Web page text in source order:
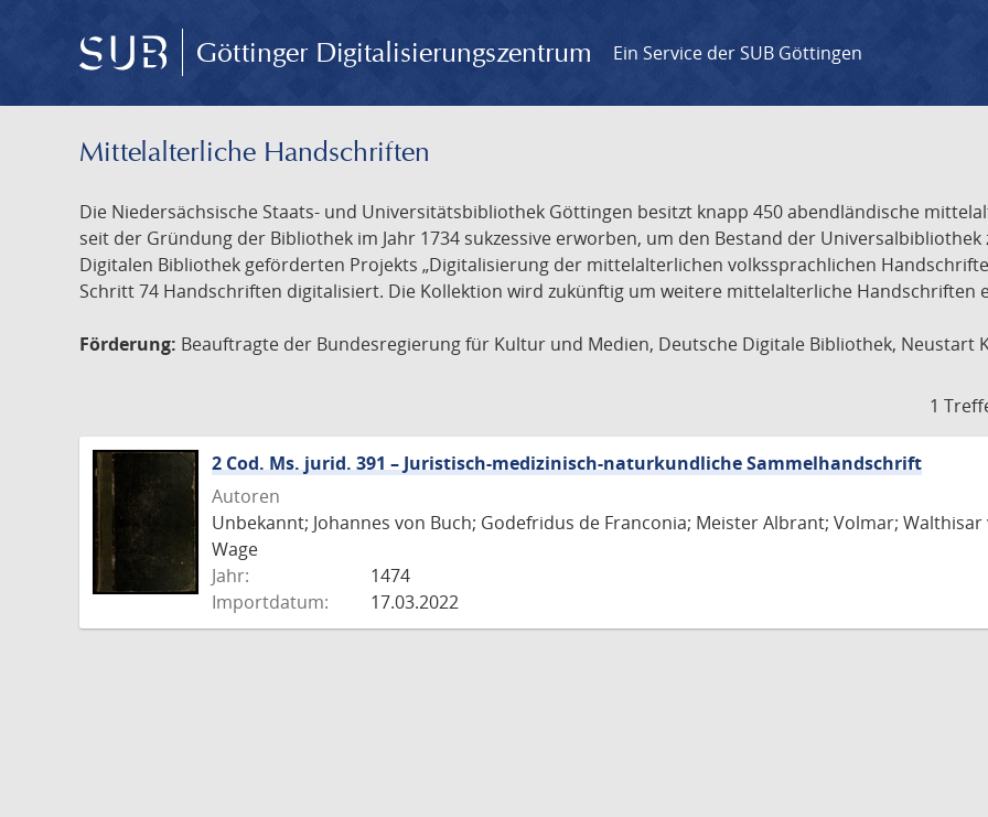
Göttinger Digitalisierungszentrum Ein Service der SUB Göttingen
Mittelalterliche Handschriften
Die Niedersächsische Staats- und Universitätsbibliothek Göttingen besitzt knapp 450 abendländische
seit der Gründung der Bibliothek im Jahr 1734 sukzessive erworben, um den Bestand der
Digitalen Bibliothek geförderten Projekts „Digitalisierung der mittelalterlichen volkssprachlichen
Schritt 74 Handschriften digitalisiert. Die Kollektion wird zukünftig um weitere mittelalterliche Handschriften
Förderung: Beauftragte der Bundesregierung für Kultur und Medien, Deutsche Digitale Bibliothek, Neustart
1
2 Cod. Ms. jurid. 391 – Juristisch-medizinisch-naturkundliche Sammelhandschrift
Autoren
Unbekannt; Johannes von Buch; Godefridus de Franconia; Meister Albrant; Volmar;
Wage
Jahr:
1474
Importdatum:
17.03.2022